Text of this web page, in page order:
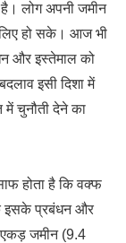
लोग अपनी जमीन
लिए हो सके। आज भी
और इस्तेमाल को
इसी दिशा में
चुनौती देने का
होता है कि वक्फ
इसके प्रबंधन और
जमीन (9.4